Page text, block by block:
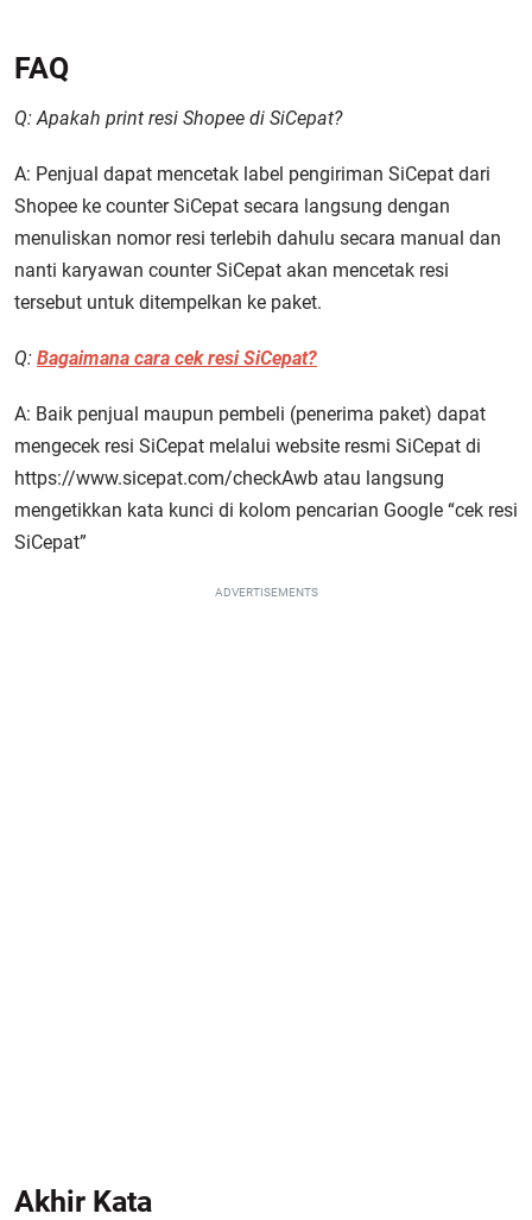
FAQ
Q: Apakah print resi Shopee di SiCepat?
A: Penjual dapat mencetak label pengiriman SiCepat dari
Shopee ke counter SiCepat secara langsung dengan
menuliskan nomor resi terlebih dahulu secara manual dan
nanti karyawan counter SiCepat akan mencetak resi
tersebut untuk ditempelkan ke paket.
Q: Bagaimana cara cek resi SiCepat?
A: Baik penjual maupun pembeli (penerima paket) dapat
mengecek resi SiCepat melalui website resmi SiCepat di
https://www.sicepat.com/checkAwb atau langsung
mengetikkan kata kunci di kolom pencarian Google “cek resi
SiCepat”
ADVERTISEMENTS
Akhir Kata